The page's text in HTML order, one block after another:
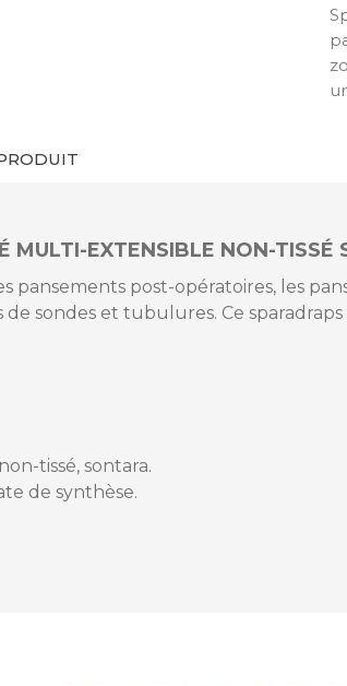
MULTI-EXTENSIBLE NON-TISSÉ
pansements post-opératoires, les
de sondes et tubulures. Ce
tissé, sontara.
de synthèse.